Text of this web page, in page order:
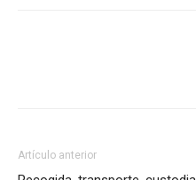
Artículo anterior